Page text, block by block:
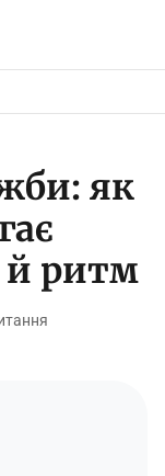
як
й ритм